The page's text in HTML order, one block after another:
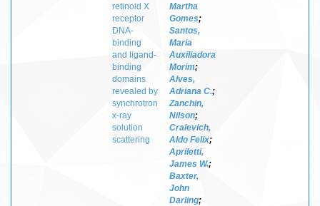
retinoid X
receptor
DNA-
binding
and ligand-
binding
domains
revealed by
synchrotron
x-ray
solution
scattering
Martha
Gomes;
Santos,
Maria
Auxiliadora
Morim;
Alves,
Adriana C.;
Zanchin,
Nilson;
Craievich,
Aldo Felix;
Apriletti,
James W.;
Baxter,
John
Darling;